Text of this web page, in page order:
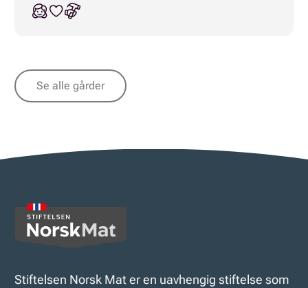
Se alle gårder
Stiftelsen Norsk Mat er en uavhengig stiftelse som